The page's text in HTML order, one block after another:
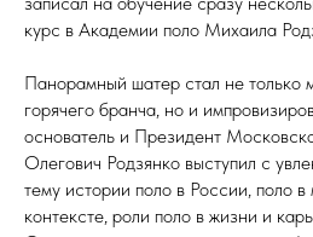
курс в Академии поло Михаила
Панорамный шатер стал не только
горячего бранча, но и
основатель и Президент
Олегович Родзянко выступил с
тему истории поло в России, поло
контексте, роли поло в жизни и